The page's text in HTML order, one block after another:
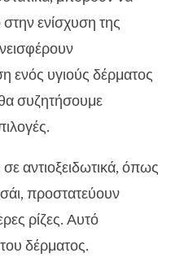
ενίσχυση της
ενός υγιούς δέρματος
συζητήσουμε
αντιοξειδωτικά, όπως
προστατεύουν
ρίζες. Αυτό
δέρματος.